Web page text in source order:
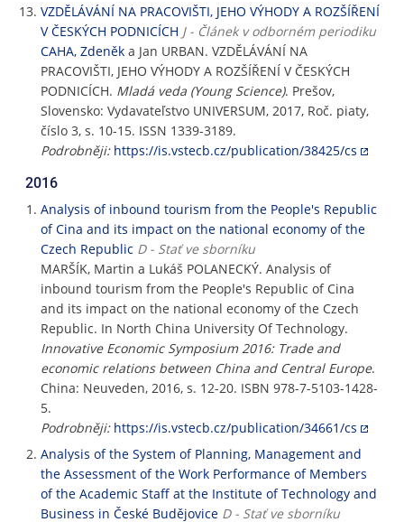
VZDĚLÁVÁNÍ NA PRACOVIŠTI, JEHO VÝHODY A ROZŠÍŘENÍ
V ČESKÝCH PODNICÍCH J - Článek v odborném periodiku
CAHA, Zdeněk a Jan URBAN. VZDĚLÁVÁNÍ NA
PRACOVIŠTI, JEHO VÝHODY A ROZŠÍŘENÍ V ČESKÝCH
PODNICÍCH. Mladá veda (Young Science). Prešov,
Slovensko: Vydavateľstvo UNIVERSUM, 2017, Roč. piaty,
číslo 3, s. 10-15. ISSN 1339-3189.
Podrobněji: https://is.vstecb.cz/publication/38425/cs
2016
Analysis of inbound tourism from the People's Republic
of Cina and its impact on the national economy of the
Czech Republic D - Stať ve sborníku
MARŠÍK, Martin a Lukáš POLANECKÝ. Analysis of
inbound tourism from the People's Republic of Cina
and its impact on the national economy of the Czech
Republic. In North China University Of Technology.
Innovative Economic Symposium 2016: Trade and
economic relations between China and Central Europe.
China: Neuveden, 2016, s. 12-20. ISBN 978-7-5103-1428-
5.
Podrobněji: https://is.vstecb.cz/publication/34661/cs
Analysis of the System of Planning, Management and
the Assessment of the Work Performance of Members
of the Academic Staff at the Institute of Technology and
Business in České Budějovice D - Stať ve sborníku